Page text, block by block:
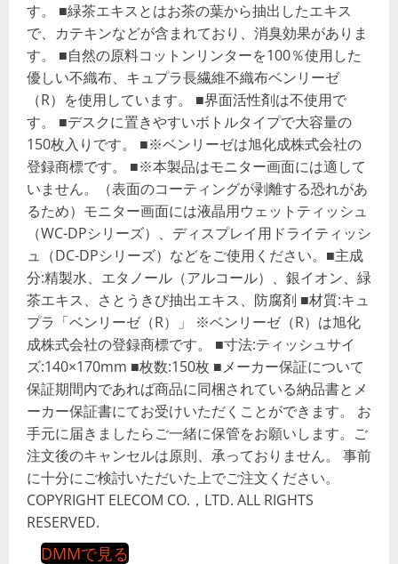
す。 ■緑茶エキスとはお茶の葉から抽出したエキス
で、カテキンなどが含まれており、消臭効果がありま
す。 ■自然の原料コットンリンターを100％使用した
優しい不織布、キュプラ長繊維不織布ベンリーゼ
（R）を使用しています。 ■界面活性剤は不使用で
す。 ■デスクに置きやすいボトルタイプで大容量の
150枚入りです。 ■※ベンリーゼは旭化成株式会社の
登録商標です。 ■※本製品はモニター画面には適して
いません。（表面のコーティングが剥離する恐れがあ
るため）モニター画面には液晶用ウェットティッシュ
（WC-DPシリーズ）、ディスプレイ用ドライティッシ
ュ（DC-DPシリーズ）などをご使用ください。■主成
分:精製水、エタノール（アルコール）、銀イオン、緑
茶エキス、さとうきび抽出エキス、防腐剤 ■材質:キュ
プラ「ベンリーゼ（R）」 ※ベンリーゼ（R）は旭化
成株式会社の登録商標です。 ■寸法:ティッシュサイ
ズ:140×170mm ■枚数:150枚 ■メーカー保証について
保証期間内であれば商品に同梱されている納品書とメ
ーカー保証書にてお受けいただくことができます。 お
手元に届きましたらご一緒に保管をお願いします。ご
注文後のキャンセルは原則、承っておりません。 事前
に十分にご検討いただいた上でご注文ください。
COPYRIGHT ELECOM CO.，LTD. ALL RIGHTS
RESERVED.
DMMで見る